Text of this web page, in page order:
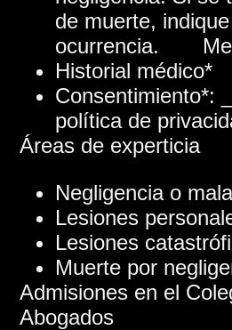
de muerte,
ocurrencia.
Historial médico*
Consentimiento*:
política de
Áreas de experticia
Negligencia o
Lesiones
Lesiones
Muerte por
Admisiones en el
Abogados